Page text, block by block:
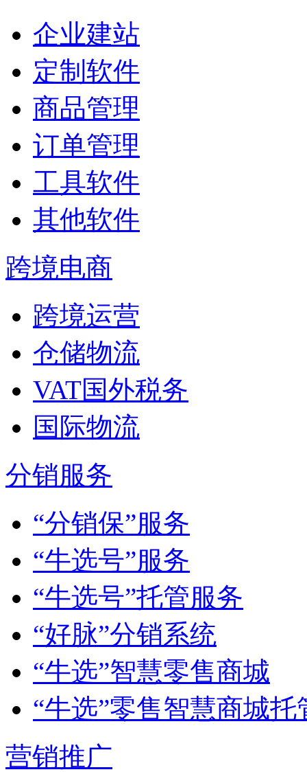
企业建站
定制软件
商品管理
订单管理
工具软件
其他软件
跨境电商
跨境运营
仓储物流
VAT国外税务
国际物流
分销服务
“分销保”服务
“牛选号”服务
“牛选号”托管服务
“好脉”分销系统
“牛选”智慧零售商城
“牛选”零售智慧商城托
营销推广